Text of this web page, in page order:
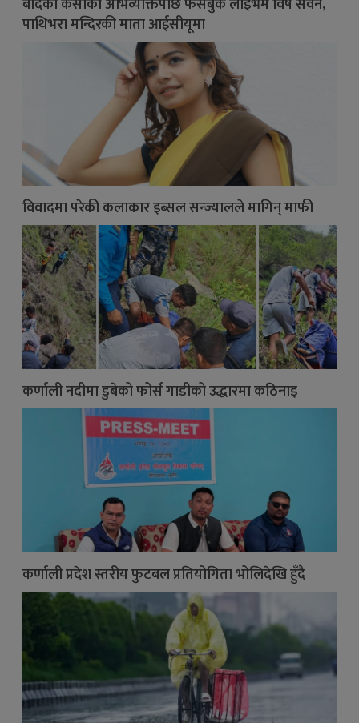
बेदिका केसीको अभिव्यक्तिपछि फेसबुक लाइभमै विष सेवन,
पाथिभरा मन्दिरकी माता आईसीयूमा
विवादमा परेकी कलाकार इब्सल सन्ज्यालले मागिन् माफी
कर्णाली नदीमा डुबेको फोर्स गाडीको उद्धारमा कठिनाइ
कर्णाली प्रदेश स्तरीय फुटबल प्रतियोगिता भोलिदेखि हुँदै